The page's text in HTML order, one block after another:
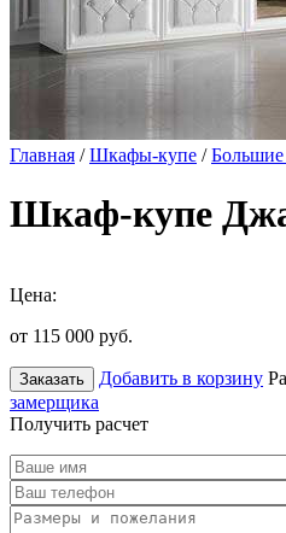
Главная /Шкафы-купе /
Шкаф-купе
Цена:
от 115 000 руб.
Заказать Добавить в корзину
замерщика
Получить расчет